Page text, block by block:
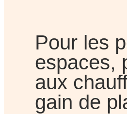
Pour les
espaces,
aux
gain de